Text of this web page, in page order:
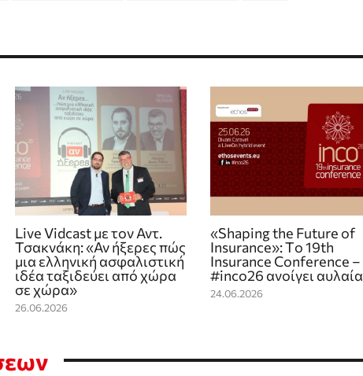
Live Vidcast με τον Αντ.
Τσακνάκη: «Αν ήξερες πώς
μια ελληνική ασφαλιστική
ιδέα ταξιδεύει από χώρα
σε χώρα»
26.06.2026
«Shaping the Future of
Insurance»: Tο 19th
Insurance Conference –
#inco26 ανοίγει αυλαία
24.06.2026